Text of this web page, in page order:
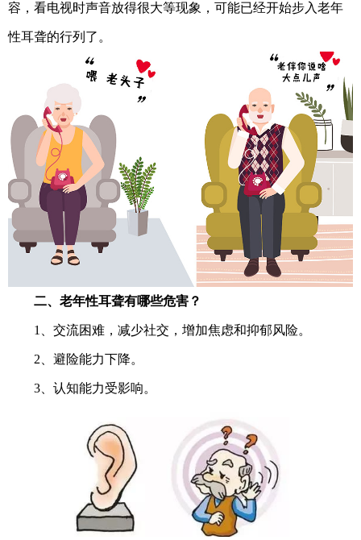
容，看电视时声音放得很大等现象，可能已经开始步入老年
性耳聋的行列了。
二、老年性耳聋有哪些危害？
1、交流困难，减少社交，增加焦虑和抑郁风险。
2、避险能力下降。
3、认知能力受影响。